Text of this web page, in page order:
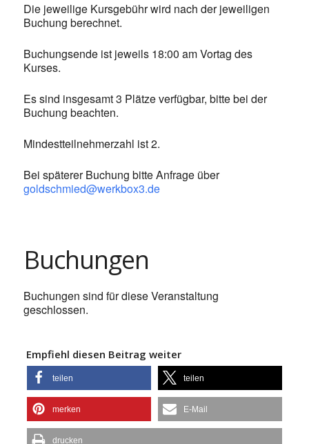
Die jeweilige Kursgebühr wird nach der jeweiligen
Buchung berechnet.
Buchungsende ist jeweils 18:00 am Vortag des
Kurses.
Es sind insgesamt 3 Plätze verfügbar, bitte bei der
Buchung beachten.
Mindestteilnehmerzahl ist 2.
Bei späterer Buchung bitte Anfrage über
goldschmied@werkbox3.de
Buchungen
Buchungen sind für diese Veranstaltung
geschlossen.
Empfiehl diesen Beitrag weiter
teilen teilen
merken E-Mail
drucken